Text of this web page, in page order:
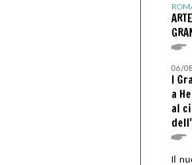
06/
I
a
al
Il